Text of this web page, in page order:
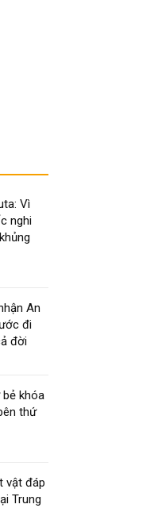
Vì
nghi
An
đi
đời
khóa
thứ
vật đáp
Trung